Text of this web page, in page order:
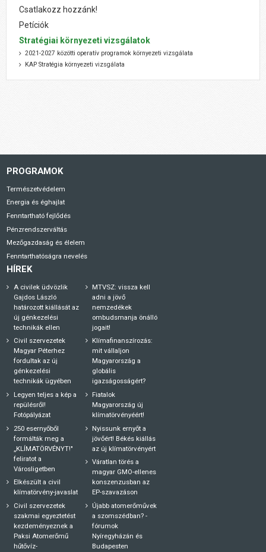
Csatlakozz hozzánk!
Petíciók
Stratégiai környezeti vizsgálatok
2021-2027 közötti operatív programok környezeti vizsgálata
KAP Stratégia környezeti vizsgálata
PROGRAMOK
Természetvédelem
Energia és éghajlat
Fenntartható fejlődés
Pénzrendszerváltás
Mezőgazdaság és élelem
Fenntarthatóságra nevelés
HÍREK
A civilek üdvözlik
Gajdos László
határozott kiállását az
új génkezelési
technikák ellen
Civil szervezetek
Magyar Péterhez
fordultak az új
génkezelési
technikák ügyében
Legyen teljes a kép a
repülésről!
Fotópályázat
250 esernyőből
formálták meg a
„KLÍMATÖRVÉNYT!"
feliratot a
Városligetben
Elkészült a civil
klímatörvény-javaslat
Civil szervezetek
szakmai egyeztetést
kezdeményeznek a
Paksi Atomerőmű
hűtővíz-
MTVSZ: vissza kell
adni a jövő
nemzedékek
ombudsmanja önálló
jogait!
Klímafinanszírozás:
mit vállaljon
Magyarország a
globális
igazságosságért?
Fiatalok
Magyarország új
klímatörvényéért!
Nyissunk ernyőt a
jövőért! Békés kiállás
az új klímatörvényért
Váratlan törés a
magyar GMO-ellenes
konszenzusban az
EP-szavazáson
Újabb atomerőművek
a szomszédban? -
fórumok
Nyíregyházán és
Budapesten